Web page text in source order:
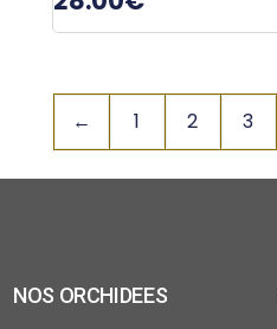
← 1 2 3
NOS ORCHIDEES